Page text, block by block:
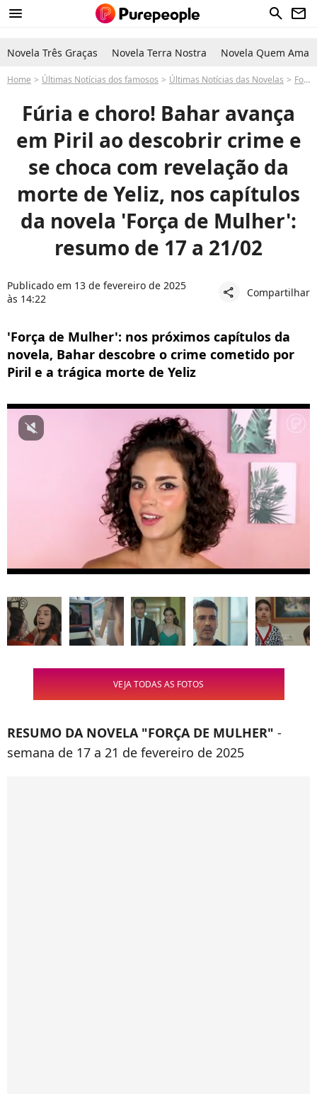
menu search newsletter
Novela Três Graças Novela Terra Nostra Novela Quem Ama
Home Últimas Notícias dos famosos Últimas Notícias das Novelas Força de Mulher
Fúria e choro! Bahar avança
em Piril ao descobrir crime e
se choca com revelação da
morte de Yeliz, nos capítulos
da novela 'Força de Mulher':
resumo de 17 a 21/02
Publicado em 13 de fevereiro de 2025
às 14:22
share Compartilhar
'Força de Mulher': nos próximos capítulos da
novela, Bahar descobre o crime cometido por
Piril e a trágica morte de Yeliz
VEJA TODAS AS FOTOS
RESUMO DA NOVELA "FORÇA DE MULHER" -
semana de 17 a 21 de fevereiro de 2025